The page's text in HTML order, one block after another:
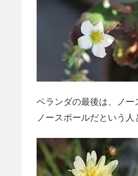
ベランダの最後は、ノー
ノースポールだという